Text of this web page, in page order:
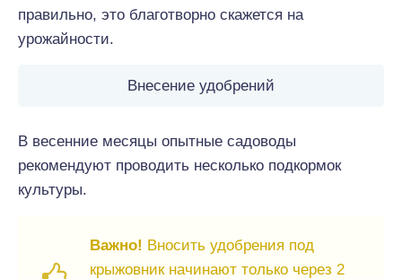
правильно, это благотворно скажется на
урожайности.
Внесение удобрений
В весенние месяцы опытные садоводы
рекомендуют проводить несколько подкормок
культуры.
Важно! Вносить удобрения под
крыжовник начинают только через 2